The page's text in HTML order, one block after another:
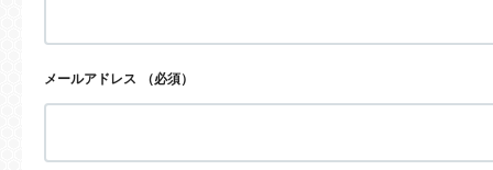
メールアドレス （必須）